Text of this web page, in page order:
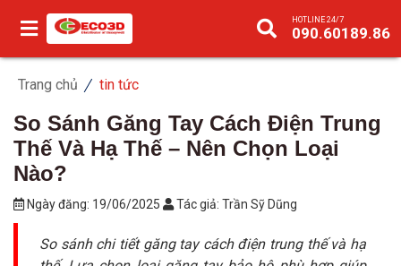
HOTLINE 24/7
090.60189.86
Trang chủ tin tức
So Sánh Găng Tay Cách Điện Trung
Thế Và Hạ Thế – Nên Chọn Loại
Nào?
Ngày đăng: 19/06/2025 Tác giả: Trần Sỹ Dũng
So sánh chi tiết găng tay cách điện trung thế và hạ